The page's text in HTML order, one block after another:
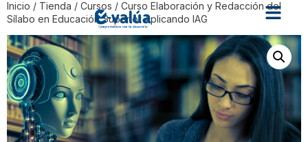
Inicio / Tienda / Cursos / Curso Elaboración y Redacción del
Sílabo en Educación Superior Aplicando IAG